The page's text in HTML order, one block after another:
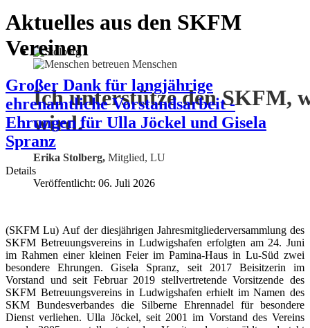
Ich unterstütze den SKFM,
wird.
Erika Stolberg, Mitglied, LU
Aktuelles aus den SKFM
Vereinen
Großer Dank für langjährige
ehrenamtliche Vorstandsarbeit -
Ehrungen für Ulla Jöckel und Gisela
Spranz
Details
Veröffentlicht: 06. Juli 2026
(SKFM Lu) Auf der diesjährigen Jahresmitgliederversammlung des
SKFM Betreuungsvereins in Ludwigshafen erfolgten am 24. Juni
im Rahmen einer kleinen Feier im Pamina-Haus in Lu-Süd zwei
besondere Ehrungen. Gisela Spranz, seit 2017 Beisitzerin im
Vorstand und seit Februar 2019 stellvertretende Vorsitzende des
SKFM Betreuungsvereins in Ludwigshafen erhielt im Namen des
SKM Bundesverbandes die Silberne Ehrennadel für besondere
Dienst verliehen. Ulla Jöckel, seit 2001 im Vorstand des Vereins